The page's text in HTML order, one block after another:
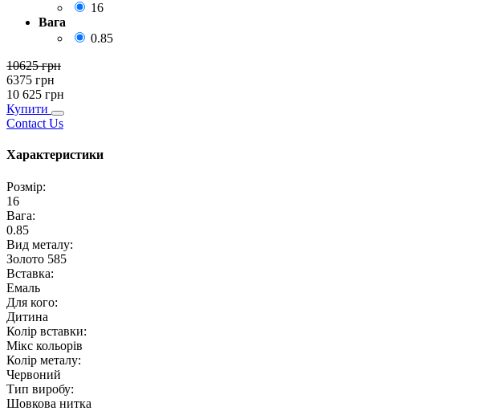
16
Вага
0.85
10625грн
6375 грн
10 625 грн
Купити
Contact Us
Характеристики
Розмір:
16
Вага:
0.85
Вид металу:
Золото 585
Вставка:
Емаль
Для кого:
Дитина
Колір вставки:
Мікс кольорів
Колір металу:
Червоний
Тип виробу:
Шовкова нитка